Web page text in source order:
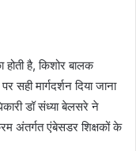
है, किशोर बालक
मार्गदर्शन दिया जाना
डॉ संध्या बेलसरे ने
अंतर्गत एंबेसडर शिक्षकों के